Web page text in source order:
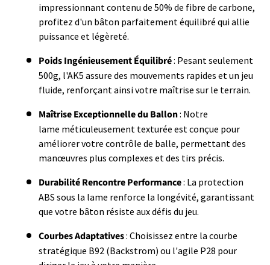
impressionnant contenu de 50% de fibre de carbone,
profitez d'un bâton parfaitement équilibré qui allie
puissance et légèreté.
Poids Ingénieusement Équilibré: Pesant seulement
500g, l'AK5 assure des mouvements rapides et un jeu
fluide, renforçant ainsi votre maîtrise sur le terrain.
Maîtrise Exceptionnelle du Ballon: Notre
lame méticuleusement texturée est conçue pour
améliorer votre contrôle de balle, permettant des
manœuvres plus complexes et des tirs précis.
Durabilité Rencontre Performance: La protection
ABS sous la lame renforce la longévité, garantissant
que votre bâton résiste aux défis du jeu.
Courbes Adaptatives: Choisissez entre la courbe
stratégique B92 (Backstrom) ou l'agile P28 pour